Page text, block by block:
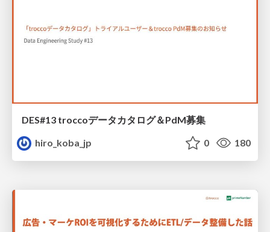
DES#13 troccoデータカタログ＆PdM募集
hiro_koba_jp
0 180